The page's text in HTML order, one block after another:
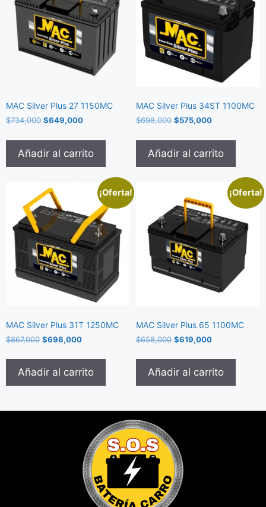
MAC Silver Plus 27 1150MC
$734,000 $649,000
Añadir al carrito
MAC Silver Plus 34ST 1100MC
$698,000 $575,000
Añadir al carrito
¡Oferta!
MAC Silver Plus 31T 1250MC
$867,000 $698,000
Añadir al carrito
¡Oferta!
MAC Silver Plus 65 1100MC
$658,000 $619,000
Añadir al carrito